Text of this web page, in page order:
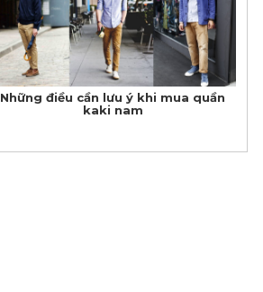
Những điều cần lưu ý khi mua quần
kaki nam